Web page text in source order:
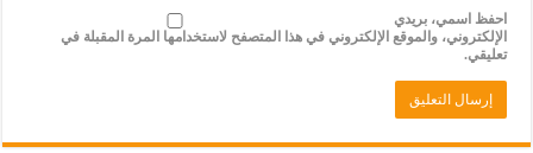
احفظ اسمي، بريدي
الإلكتروني، والموقع الإلكتروني في هذا المتصفح لاستخدامها المرة المقبلة في
تعليقي.